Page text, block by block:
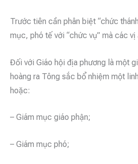
Trước tiên cần phân biệt “chức
mục, phó tế với “chức vụ” mà các vị
Đối với Giáo hội địa phương là một
hoàng ra Tông sắc bổ nhiệm một
hoặc:
– Giám mục giáo phận;
– Giám mục phó;